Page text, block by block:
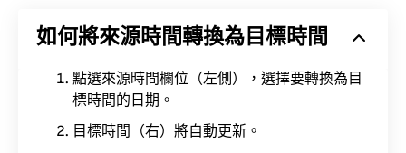
如何將來源時間轉換為目標時間
點選來源時間欄位（左側），選擇要轉換為目
標時間的日期。
目標時間（右）將自動更新。